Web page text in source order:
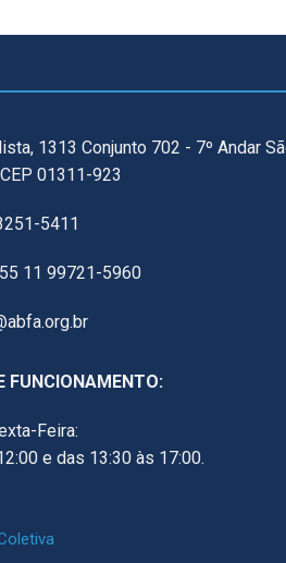
1313 Conjunto 702 - 7º Andar
01311-923
5411
11 99721-5960
FUNCIONAMENTO:
Feira:
e das 13:30 às 17:00.